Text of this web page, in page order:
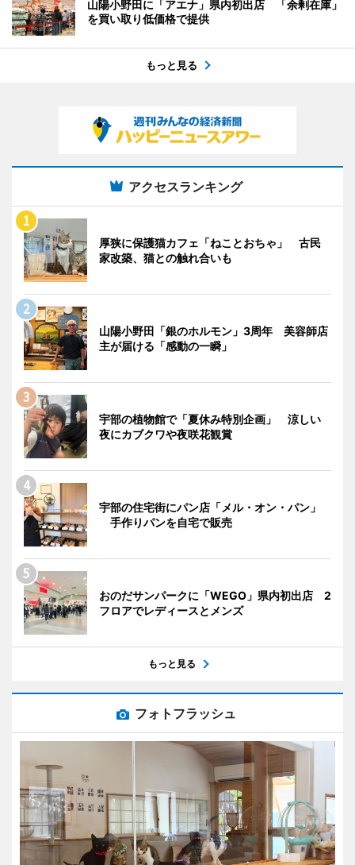
山陽小野田に「アエナ」県内初出店 「余剰在庫」
を買い取り低価格で提供
もっと見る
アクセスランキング
厚狭に保護猫カフェ「ねことおちゃ」 古民
家改築、猫との触れ合いも
山陽小野田「銀のホルモン」3周年 美容師店
主が届ける「感動の一瞬」
宇部の植物館で「夏休み特別企画」 涼しい
夜にカブクワや夜咲花観賞
宇部の住宅街にパン店「メル・オン・パン」
手作りパンを自宅で販売
おのだサンパークに「WEGO」県内初出店 2
フロアでレディースとメンズ
もっと見る
フォトフラッシュ